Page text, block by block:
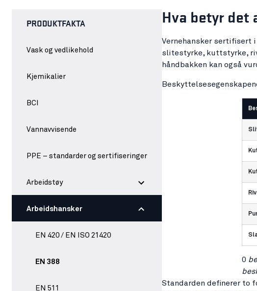
PRODUKTFAKTA
Vask og vedlikehold
Kjemikalier
BCI
Vannavvisende
PPE – standarder og sertifiseringer
Arbeidstøy
Arbeidshansker
EN 420 / EN ISO 21420
EN 388
EN 511
Hva betyr det
Vernehansker sertifisert
slitestyrke, kuttstyrke,
håndbakken kan også
0
Standarden definerer to